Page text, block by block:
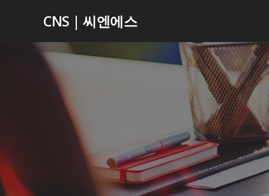
CNS | 씨엔에스